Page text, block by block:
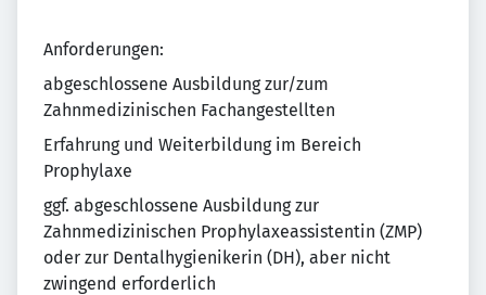
Anforderungen:
abgeschlossene Ausbildung zur/zum
Zahnmedizinischen Fachangestellten
Erfahrung und Weiterbildung im Bereich
Prophylaxe
ggf. abgeschlossene Ausbildung zur
Zahnmedizinischen Prophylaxeassistentin (ZMP)
oder zur Dentalhygienikerin (DH), aber nicht
zwingend erforderlich